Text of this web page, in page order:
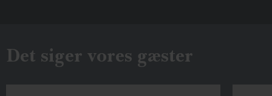
Det siger vores gæster